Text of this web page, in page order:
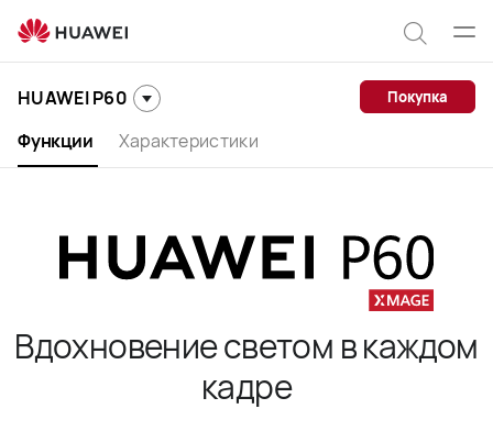
HUAWEI
P60
Поиск
по
HUAWEI P60
Функции
Характеристики
Покупка
Вдохновение светом в каждом
кадре